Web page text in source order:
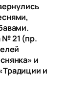
№ 21 (пр.
и
и